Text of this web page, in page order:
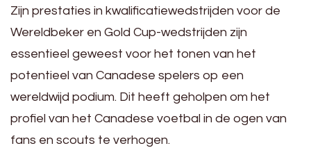
Zijn prestaties in kwalificatiewedstrijden voor de
Wereldbeker en Gold Cup-wedstrijden zijn
essentieel geweest voor het tonen van het
potentieel van Canadese spelers op een
wereldwijd podium. Dit heeft geholpen om het
profiel van het Canadese voetbal in de ogen van
fans en scouts te verhogen.